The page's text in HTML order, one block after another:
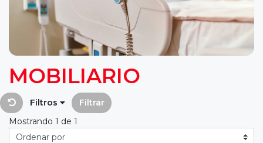
MOBILIARIO
Filtros
Filtrar
Mostrando 1 de 1